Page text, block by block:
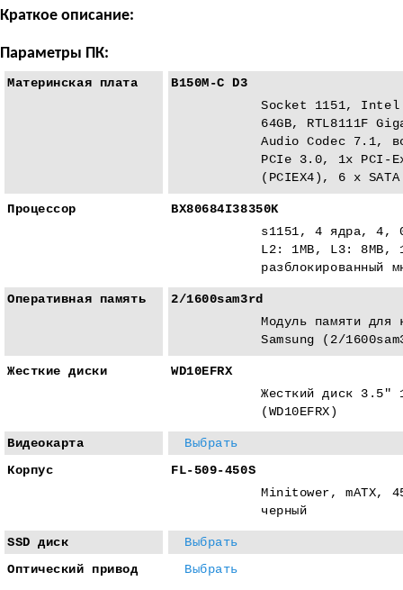
Краткое описание:
Параметры ПК:
Материнская плата
B150M-C D3
Socket 1151, Intel
64GB, RTL8111F
Audio Codec 7.1,
PCIe 3.0, 1x PCI-
(PCIEX4), 6 x
Процессор
BX80684I38350K
s1151, 4 ядра, 4,
L2: 1MB, L3: 8MB,
разблокированный
Оперативная память
2/1600sam3rd
Модуль памяти для
Samsung (2/
Жесткие диски
WD10EFRX
Жесткий диск 3.5"
(WD10EFRX)
Видеокарта
Выбрать
Корпус
FL-509-450S
Minitower, mATX,
черный
SSD диск
Выбрать
Оптический привод
Выбрать